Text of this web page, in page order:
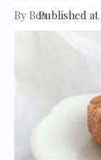
By BeaPublished at